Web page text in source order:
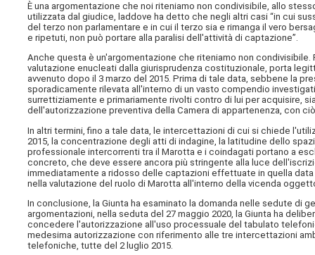
È una argomentazione che noi riteniamo non condivisibile, allo
utilizzata dal giudice, laddove ha detto che negli altri casi “in cui
del terzo non parlamentare e in cui il terzo sia e rimanga il vero
e ripetuti, non può portare alla paralisi dell'attività di captazione”.
Anche questa è un'argomentazione che riteniamo non
valutazione enucleati dalla giurisprudenza costituzionale, porta
avvenuto dopo il 3 marzo del 2015. Prima di tale data, sebbene la
sporadicamente rilevata all'interno di un vasto compendio
surrettiziamente e primariamente rivolti contro di lui per acquisire,
dell'autorizzazione preventiva della Camera di appartenenza, con
In altri termini, fino a tale data, le intercettazioni di cui si chiede
2015, la concentrazione degli atti di indagine, la latitudine dello
professionale intercorrenti tra il Marotta e i coindagati portano a
concreto, che deve essere ancora più stringente alla luce
immediatamente a ridosso delle captazioni effettuate in quella
nella valutazione del ruolo di Marotta all'interno della vicenda
In conclusione, la Giunta ha esaminato la domanda nelle sedute di
argomentazioni, nella seduta del 27 maggio 2020, la Giunta ha
concedere l'autorizzazione all'uso processuale del tabulato
medesima autorizzazione con riferimento alle tre intercettazioni
telefoniche, tutte del 2 luglio 2015.